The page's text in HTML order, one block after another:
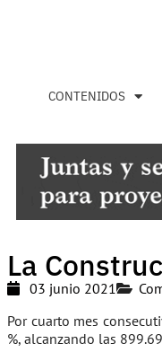
CONTENIDOS
La
03 junio 2021
Por cuarto mes
%, alcanzando las